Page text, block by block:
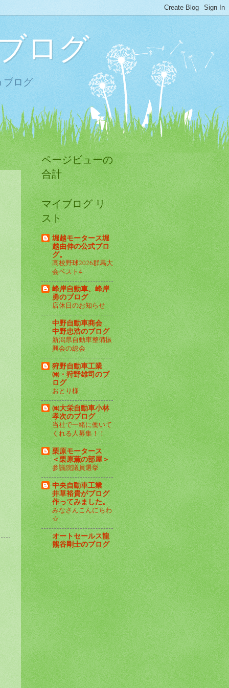
ログ
ブログ
ページビューの
合計
マイブログ リ
スト
堀越モータース堀
越由伸の公式ブロ
グ。
高校野球2026群馬大
会ベスト4
峰岸自動車、峰岸
勇のブログ
店休日のお知らせ
中野自動車商会
中野忠浩のブログ
新潟県自動車整備振
興会の総会
狩野自動車工業
㈱・狩野雄司のブ
ログ
おとり様
㈱大栄自動車小林
孝次のブログ
当社で一緒に働いて
くれる人募集！！
栗原モータース
＜栗原薫の部屋＞
参議院議員選挙
中央自動車工業
井草裕貴がブログ
作ってみました。
みなさんこんにちわ
☆
オートセールス龍
熊谷剛士のブログ